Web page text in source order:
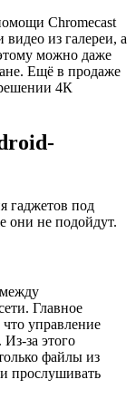
Chromecast
видео из галереи, а
можно даже
Ещё в продаже
4К
гаджетов под
они не подойдут.
Главное
управление
Из-за этого
файлы из
прослушивать